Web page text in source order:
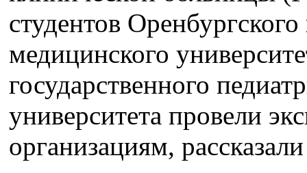
студентов Оренбургского
медицинского
государственного
университета провели
организациям,